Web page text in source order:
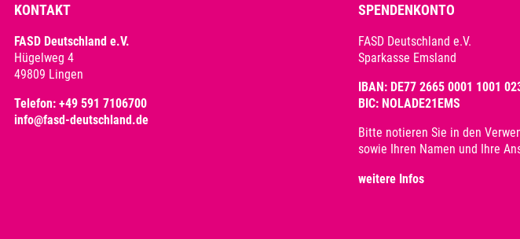
KONTAKT
FASD Deutschland e.V.
Hügelweg 4
49809 Lingen
Telefon: +49 591 7106700
info@fasd-deutschland.de
SPENDENKONTO
FASD Deutschland e.V.
Sparkasse Emsland
IBAN: DE77 2665 0001 1001
BIC: NOLADE21EMS
Bitte notieren Sie in den
sowie Ihren Namen und Ihre
weitere Infos